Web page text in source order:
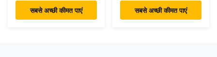
सबसे अच्छी कीमत पाएं सबसे अच्छी कीमत पाएं